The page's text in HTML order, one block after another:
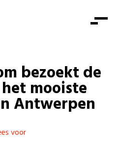
kansen
mensen
mee
mee
lid
niets
Shop
bezoekt de
mooiste
Antwerpen
voor